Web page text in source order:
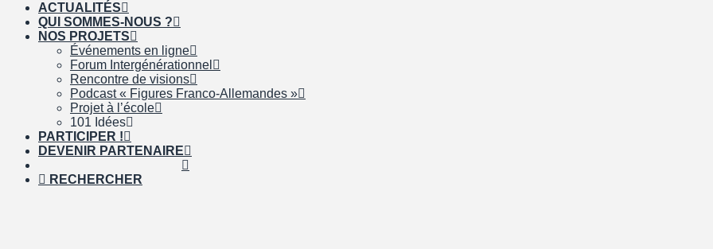
ACTUALITÉS
QUI SOMMES-NOUS ?
NOS PROJETS
Événements en ligne
Forum Intergénérationnel
Rencontre de visions
Podcast « Figures Franco-Allemandes »
Projet à l’école
101 Idées
PARTICIPER !
DEVENIR PARTENAIRE
RECHERCHER